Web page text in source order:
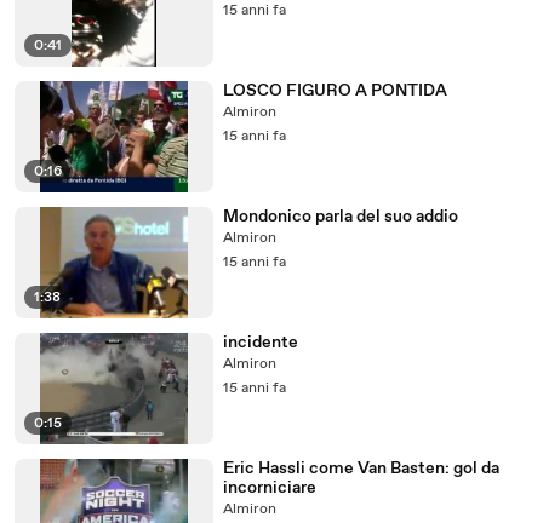
0:41
15 anni fa
0:16
LOSCO FIGURO A PONTIDA
Almiron
15 anni fa
1:38
Mondonico parla del suo addio
Almiron
15 anni fa
0:15
incidente
Almiron
15 anni fa
Eric Hassli come Van Basten: gol da
incorniciare
Almiron